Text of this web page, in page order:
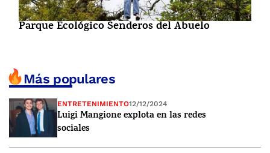
Parque Ecológico Senderos del Abuelo
Más populares
ENTRETENIMIENTO12/12/2024
Luigi Mangione explota en las redes
sociales